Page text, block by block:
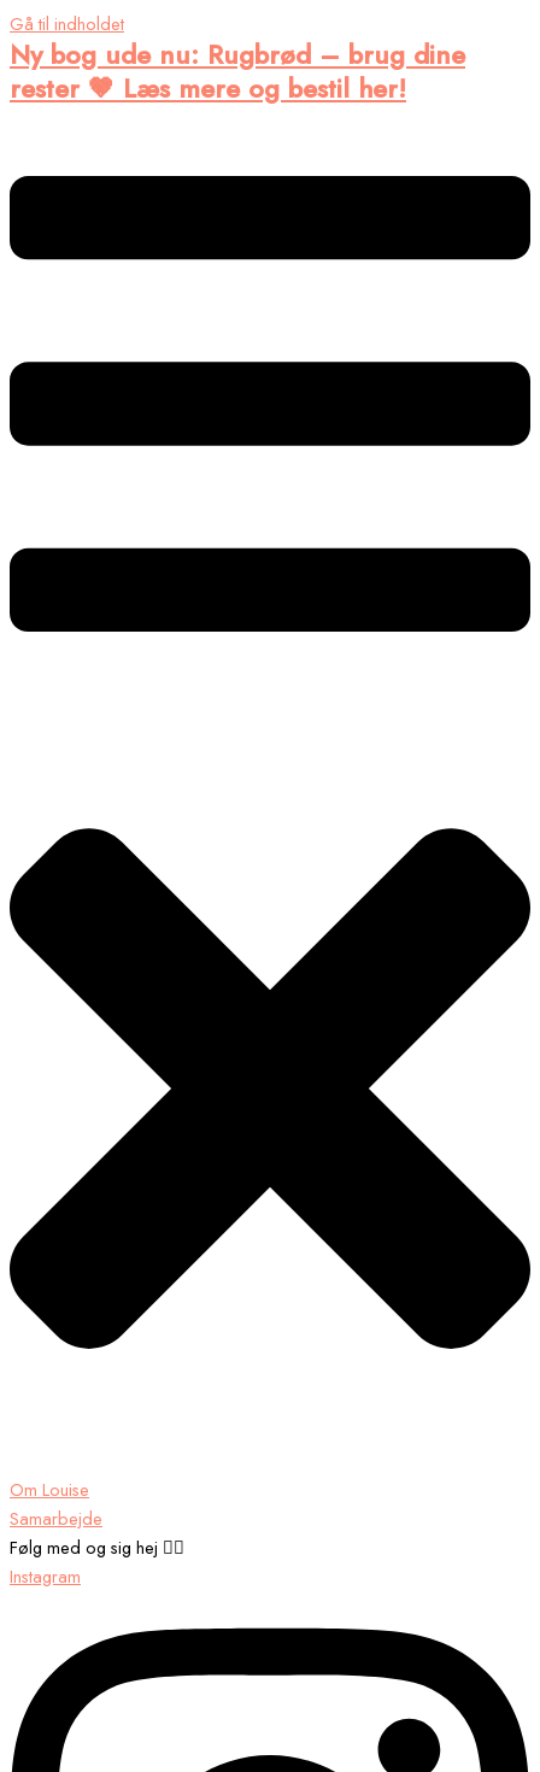
Gå til indholdet
Ny bog ude nu: Rugbrød – brug dine
rester 🤎 Læs mere og bestil her!
Om Louise
Samarbejde
Følg med og sig hej 👉🏾
Instagram